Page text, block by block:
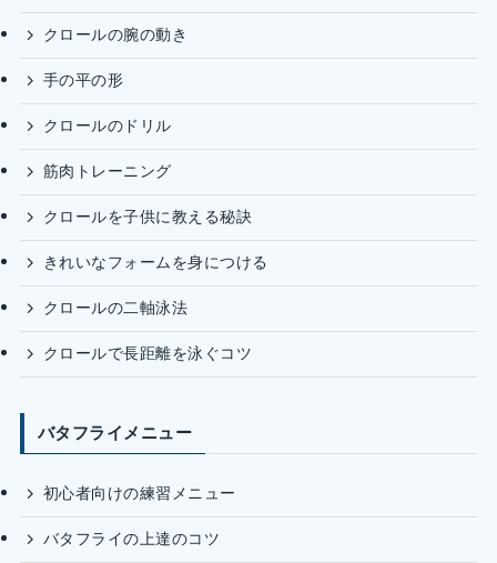
クロールの腕の動き
手の平の形
クロールのドリル
筋肉トレーニング
クロールを子供に教える秘訣
きれいなフォームを身につける
クロールの二軸泳法
クロールで長距離を泳ぐコツ
バタフライメニュー
初心者向けの練習メニュー
バタフライの上達のコツ